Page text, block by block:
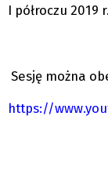
I półroczu 2019 r.
Sesję można
https://